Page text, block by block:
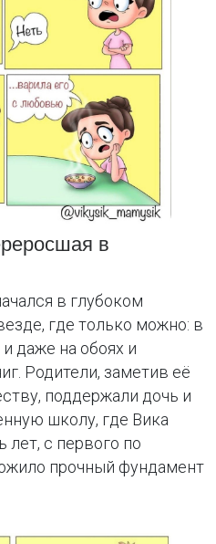
в
в глубоком
где только можно: в
даже на обоях и
Родители, заметив её
поддержали дочь и
школу, где Вика
лет, с первого по
прочный фундамент